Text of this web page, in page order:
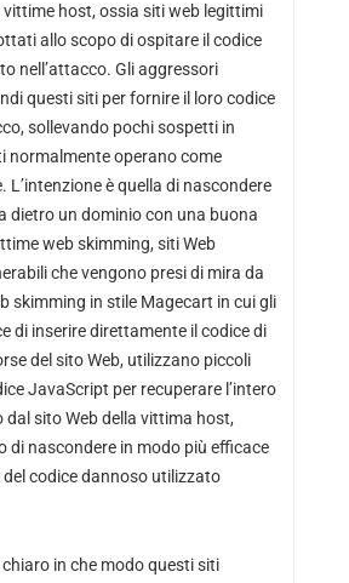
host, ossia siti web legittimi
allo scopo di ospitare il codice
nell’attacco. Gli aggressori
questi siti per fornire il loro codice
sollevando pochi sospetti in
normalmente operano come
L’intenzione è quella di nascondere
dietro un dominio con una buona
web skimming, siti Web
che vengono presi di mira da
skimming in stile Magecart in cui gli
di inserire direttamente il codice di
del sito Web, utilizzano piccoli
JavaScript per recuperare l’intero
dal sito Web della vittima host,
di nascondere in modo più efficace
del codice dannoso utilizzato
in che modo questi siti